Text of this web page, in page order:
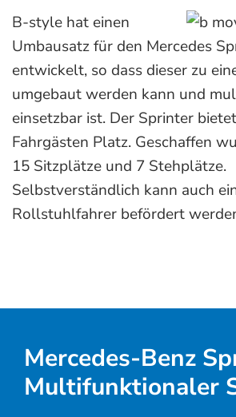
B-style hat einen
Umbausatz für den Mercedes
entwickelt, so dass dieser zu
umgebaut werden kann und
einsetzbar ist. Der Sprinter
Fahrgästen Platz. Geschaffen
15 Sitzplätze und 7 Stehplätze.
Selbstverständlich kann auch
Rollstuhlfahrer befördert
Mercedes-Benz
Multifunktionaler